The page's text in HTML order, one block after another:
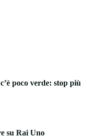
poco verde: stop più
su Rai Uno